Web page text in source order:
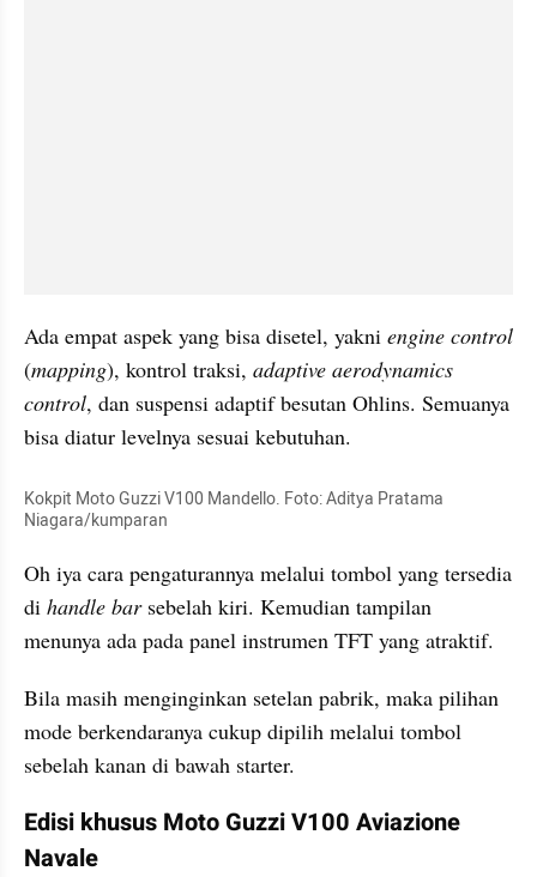
Ada empat aspek yang bisa disetel, yakni engine control
(mapping), kontrol traksi, adaptive aerodynamics
control, dan suspensi adaptif besutan Ohlins. Semuanya
bisa diatur levelnya sesuai kebutuhan.
Kokpit Moto Guzzi V100 Mandello. Foto: Aditya Pratama
Niagara/kumparan
Oh iya cara pengaturannya melalui tombol yang tersedia
di handle bar sebelah kiri. Kemudian tampilan
menunya ada pada panel instrumen TFT yang atraktif.
Bila masih menginginkan setelan pabrik, maka pilihan
mode berkendaranya cukup dipilih melalui tombol
sebelah kanan di bawah starter.
Edisi khusus Moto Guzzi V100 Aviazione
Navale